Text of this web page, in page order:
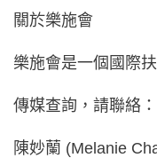
關於樂施會
樂施會是一個國際
傳媒查詢，請聯絡：
陳妙蘭 (Melanie